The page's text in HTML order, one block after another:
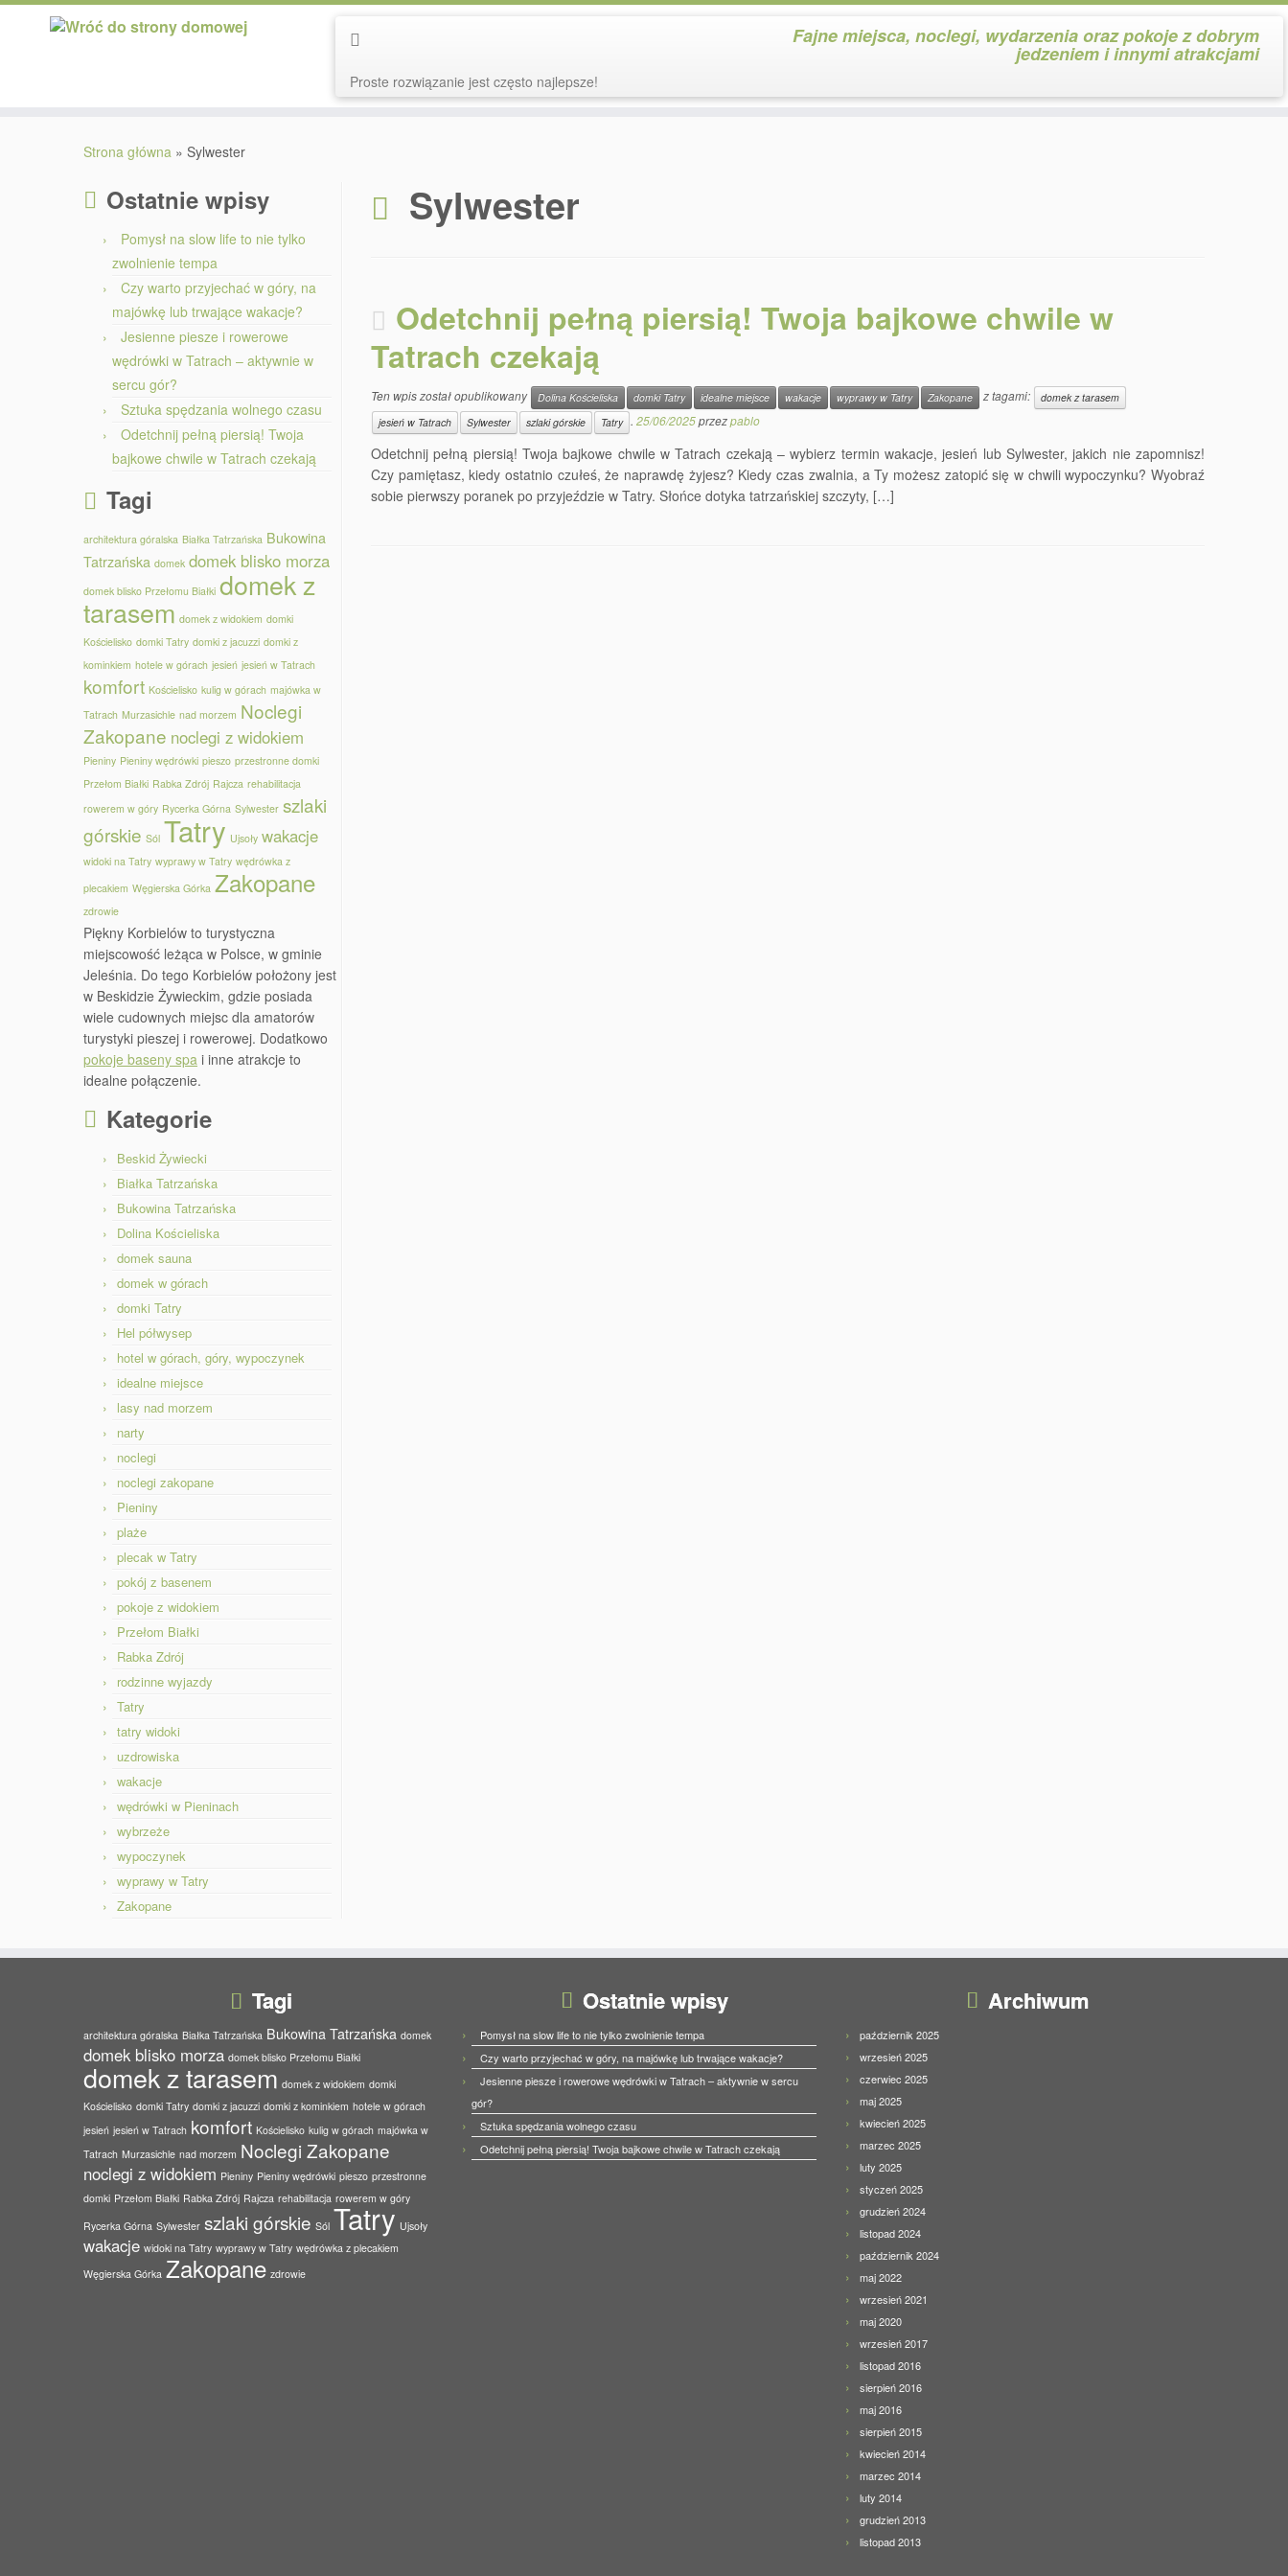
Fajne miejsca, noclegi, wydarzenia oraz pokoje z dobrym
jedzeniem i innymi atrakcjami
Proste rozwiązanie jest często najlepsze!
Strona główna » Sylwester
Ostatnie wpisy
Pomysł na slow life to nie tylko
zwolnienie tempa
Czy warto przyjechać w góry, na
majówkę lub trwające wakacje?
Jesienne piesze i rowerowe
wędrówki w Tatrach – aktywnie w
sercu gór?
Sztuka spędzania wolnego czasu
Odetchnij pełną piersią! Twoja
bajkowe chwile w Tatrach czekają
Tagi
architektura góralska Białka Tatrzańska Bukowina
Tatrzańska domek domek blisko morza
domek blisko Przełomu Białki domek z
tarasem domek z widokiem domki
Kościelisko domki Tatry domki z jacuzzi domki z
kominkiem hotele w górach jesień jesień w Tatrach
komfort Kościelisko kulig w górach majówka w
Tatrach Murzasichle nad morzem Noclegi
Zakopane noclegi z widokiem
Pieniny Pieniny wędrówki pieszo przestronne domki
Przełom Białki Rabka Zdrój Rajcza rehabilitacja
rowerem w góry Rycerka Górna Sylwester szlaki
górskie Sól Tatry Ujsoły wakacje
widoki na Tatry wyprawy w Tatry wędrówka z
plecakiem Węgierska Górka Zakopane
zdrowie
Piękny Korbielów to turystyczna
miejscowość leżąca w Polsce, w gminie
Jeleśnia. Do tego Korbielów położony jest
w Beskidzie Żywieckim, gdzie posiada
wiele cudownych miejsc dla amatorów
turystyki pieszej i rowerowej. Dodatkowo
pokoje baseny spa i inne atrakcje to
idealne połączenie.
Kategorie
Beskid Żywiecki
Białka Tatrzańska
Bukowina Tatrzańska
Dolina Kościeliska
domek sauna
domek w górach
domki Tatry
Hel półwysep
hotel w górach, góry, wypoczynek
idealne miejsce
lasy nad morzem
narty
noclegi
noclegi zakopane
Pieniny
plaże
plecak w Tatry
pokój z basenem
pokoje z widokiem
Przełom Białki
Rabka Zdrój
rodzinne wyjazdy
Tatry
tatry widoki
uzdrowiska
wakacje
wędrówki w Pieninach
wybrzeże
wypoczynek
wyprawy w Tatry
Zakopane
Sylwester
Odetchnij pełną piersią! Twoja bajkowe chwile w
Tatrach czekają
Ten wpis został opublikowany Dolina Kościeliska domki Tatry idealne miejsce wakacje wyprawy w Tatry Zakopane z tagami:
domek z tarasem
jesień w Tatrach
Sylwester szlaki górskie Tatry . 25/06/2025przezpablo
Odetchnij pełną piersią! Twoja bajkowe chwile w Tatrach czekają – wybierz termin wakacje, jesień lub Sylwester, jakich nie zapomnisz!
Czy pamiętasz, kiedy ostatnio czułeś, że naprawdę żyjesz? Kiedy czas zwalnia, a Ty możesz zatopić się w chwili wypoczynku? Wyobraź
sobie pierwszy poranek po przyjeździe w Tatry. Słońce dotyka tatrzańskiej szczyty, […]
Tagi
architektura góralska Białka Tatrzańska Bukowina Tatrzańska domek
domek blisko morza domek blisko Przełomu Białki
domek z tarasem domek z widokiem domki
Kościelisko domki Tatry domki z jacuzzi domki z kominkiem hotele w górach
jesień jesień w Tatrach komfort Kościelisko kulig w górach majówka w
Tatrach Murzasichle nad morzem Noclegi Zakopane
noclegi z widokiem Pieniny Pieniny wędrówki pieszo przestronne
domki Przełom Białki Rabka Zdrój Rajcza rehabilitacja rowerem w góry
Rycerka Górna Sylwester szlaki górskie Sól Tatry Ujsoły
wakacje widoki na Tatry wyprawy w Tatry wędrówka z plecakiem
Węgierska Górka Zakopane zdrowie
Ostatnie wpisy
Pomysł na slow life to nie tylko zwolnienie tempa
Czy warto przyjechać w góry, na majówkę lub trwające wakacje?
Jesienne piesze i rowerowe wędrówki w Tatrach – aktywnie w sercu
gór?
Sztuka spędzania wolnego czasu
Odetchnij pełną piersią! Twoja bajkowe chwile w Tatrach czekają
Archiwum
październik 2025
wrzesień 2025
czerwiec 2025
maj 2025
kwiecień 2025
marzec 2025
luty 2025
styczeń 2025
grudzień 2024
listopad 2024
październik 2024
maj 2022
wrzesień 2021
maj 2020
wrzesień 2017
listopad 2016
sierpień 2016
maj 2016
sierpień 2015
kwiecień 2014
marzec 2014
luty 2014
grudzień 2013
listopad 2013